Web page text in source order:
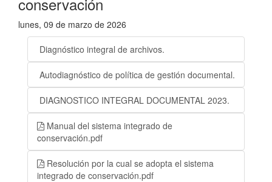
lunes, 09 de marzo de 2026
Diagnóstico integral de archivos.
Autodiagnóstico de política de gestión documental.
DIAGNOSTICO INTEGRAL DOCUMENTAL 2023.
Manual del sistema integrado de
conservación.pdf
Resolución por la cual se adopta el sistema
integrado de conservación.pdf